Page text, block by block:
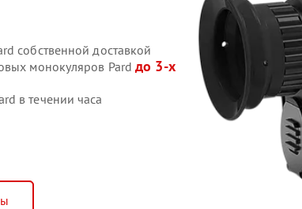
собственной доставкой
монокуляров Pardдо 3-х
в течении часа